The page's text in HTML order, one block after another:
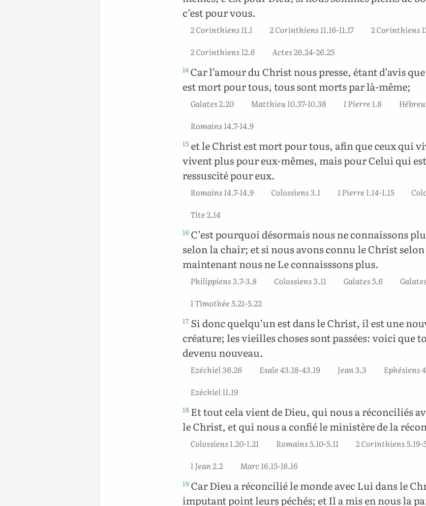
c’est pour vous.
2 Corinthiens 11.1 2 Corinthiens 11.16-11.17
2 Corinthiens
2 Corinthiens 12.6
Actes 26.24-26.25
14 Car l’amour du Christ nous presse, étant d’avis
est mort pour tous, tous sont morts par là-même;
Galates 2.20 Matthieu 10.37-10.38 1 Pierre 1.8
Romains 14.7-14.9
15 et le Christ est mort pour tous, afin que ceux qui
vivent plus pour eux-mêmes, mais pour Celui qui
ressuscité pour eux.
Romains 14.7-14.9 Colossiens 3.1 1 Pierre 1.14-1.15
Tite 2.14
16 C’est pourquoi désormais nous ne connaissons
selon la chair; et si nous avons connu le Christ
maintenant nous ne Le connaisssons plus.
Philippiens 3.7-3.8 Colossiens 3.11 Galates 5.6
1 Timothée 5.21-5.22
17 Si donc quelqu’un est dans le Christ, il est une
créature; les vieilles choses sont passées: voici que
devenu nouveau.
Ezéchiel 36.26 Esaïe 43.18-43.19 Jean 3.3
Ephésiens
Ezéchiel 11.19
18 Et tout cela vient de Dieu, qui nous a réconciliés
le Christ, et qui nous a confié le ministère de la
Colossiens 1.20-1.21 Romains 5.10-5.11
2 Corinthiens 5.19-
1 Jean 2.2
Marc 16.15-16.16
19 Car Dieu a réconcilié le monde avec Lui dans le
imputant point leurs péchés; et Il a mis en nous la